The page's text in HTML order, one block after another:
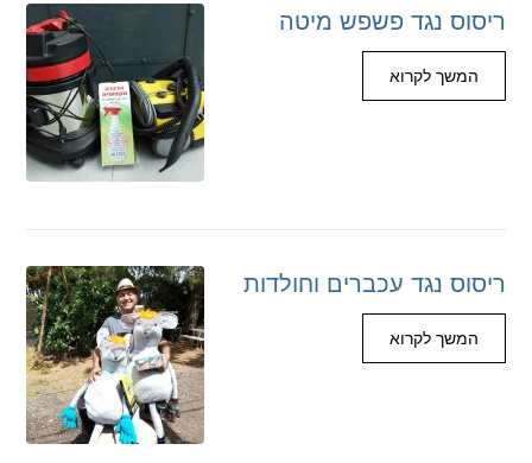
ריסוס נגד פשפש מיטה
המשך לקרוא
ריסוס נגד עכברים וחולדות
המשך לקרוא